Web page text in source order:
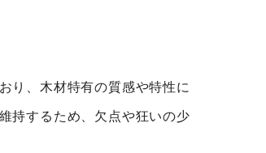
り、木材特有の質感や特性に
持するため、欠点や狂いの少